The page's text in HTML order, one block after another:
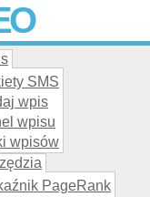
–
darmo!
SMS
wpis
wpisu
wpisów
PageRank